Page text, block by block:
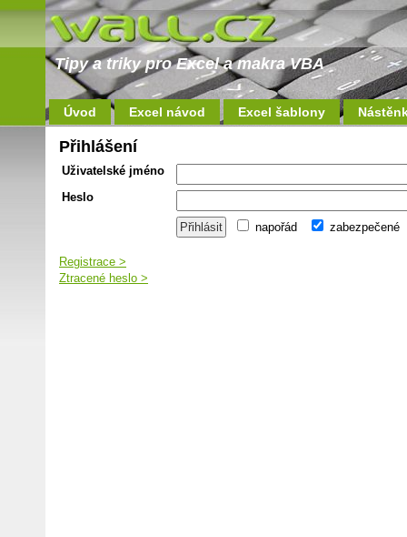
Tipy a triky pro Excel a makra VBA
Úvod Excel návod Excel šablony
Přihlášení
Uživatelské jméno
Heslo
napořád zabezpečené
Registrace >
Ztracené heslo >